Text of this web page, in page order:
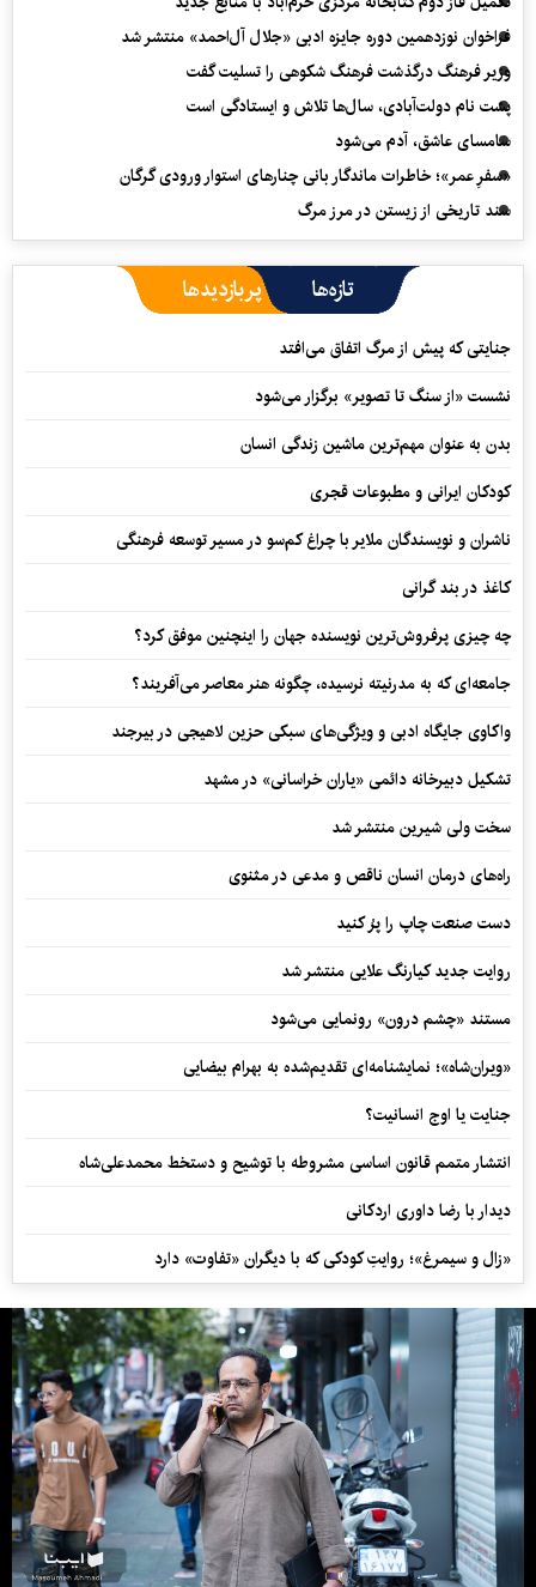
فراخوان نوزدهمین دوره جایزه ادبی «جلال آل‌احمد» منتشر شد
وزیر فرهنگ درگذشت فرهنگ شکوهی را تسلیت گفت
پشت نام دولت‌آبادی، سال‌ها تلاش و ایستادگی است
سامسای عاشق، آدم می‌شود
«سفرِ عمر»؛ خاطرات ماندگار بانی چنارهای استوار ورودی گرگان
سند تاریخی از زیستن در مرز مرگ
تازه‌ها پربازدیدها
جنایتی که پیش از مرگ اتفاق می‌افتد
نشست «از سنگ تا تصویر» برگزار می‌شود
بدن به عنوان مهم‌ترین ماشین زندگی انسان
کودکان ایرانی و مطبوعات قجری
ناشران و نویسندگان ملایر با چراغ کم‌سو در مسیر توسعه فرهنگی
کاغذ در بند گرانی
چه چیزی پرفروش‌ترین نویسنده جهان را اینچنین موفق کرد؟
جامعه‌ای که به مدرنیته نرسیده، چگونه هنر معاصر می‌آفریند؟
واکاوی جایگاه ادبی و ویژگی‌های سبکی حزین لاهیجی در بیرجند
تشکیل دبیرخانه دائمی «یاران خراسانی» در مشهد
سخت ولی شیرین منتشر شد
راه‌های درمان انسان ناقص و مدعی در مثنوی
دست صنعت چاپ را پرُ کنید
روایت جدید کیارنگ علایی منتشر شد
مستند «چشم درون» رونمایی می‌شود
«ویران‌شاه»؛ نمایشنامه‌ای تقدیم‌شده به بهرام بیضایی
جنایت یا اوج انسانیت؟
انتشار متمم قانون اساسی مشروطه با توشیح و دستخط محمدعلی‌شاه
دیدار با رضا داوری اردکانی
«زال و سیمرغ»؛ روایتِ کودکی که با دیگران «تفاوت» دارد